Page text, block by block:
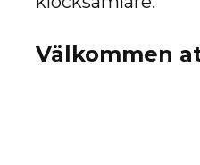
Välkommen